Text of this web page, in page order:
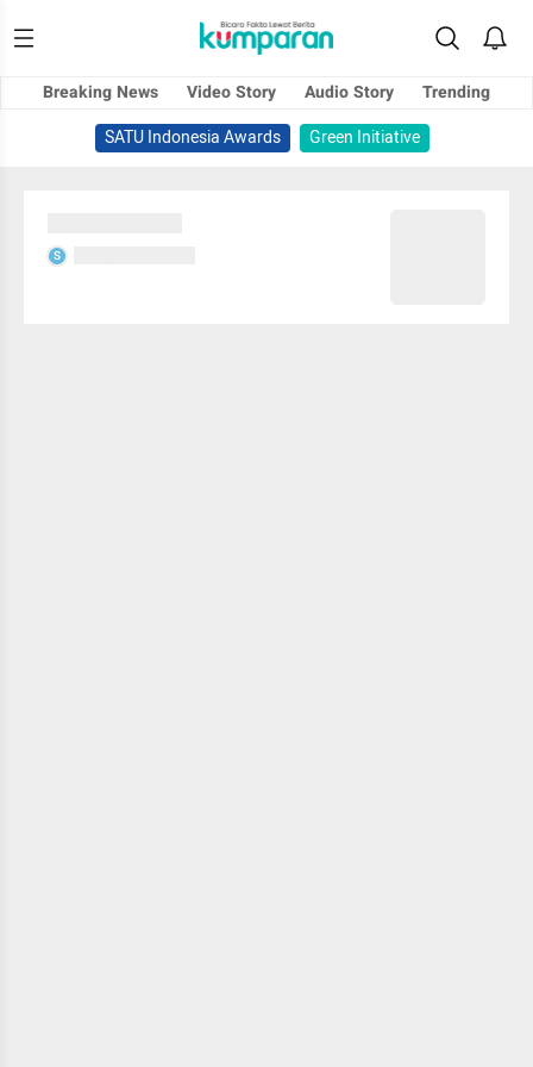
Breaking News Video Story Audio Story
Trending
SATU Indonesia Awards
Green Initiative
S